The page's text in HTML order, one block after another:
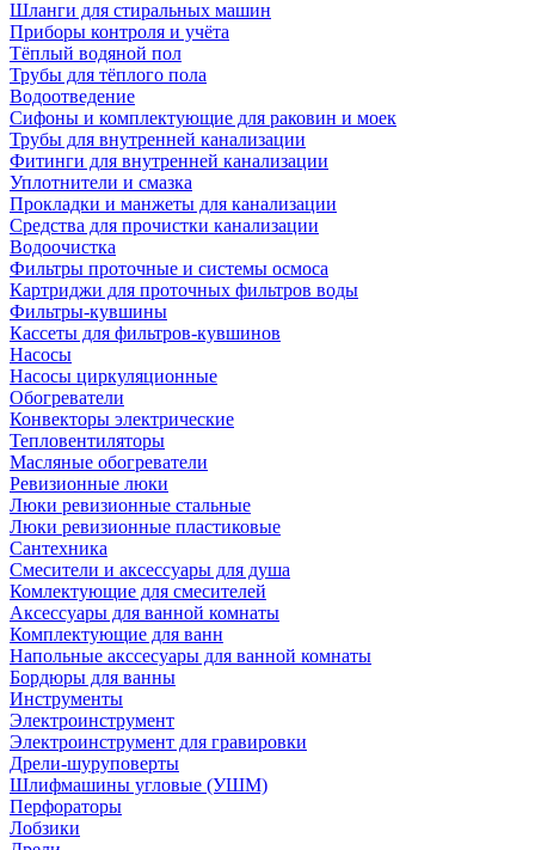
Шланги для стиральных машин
Приборы контроля и учёта
Тёплый водяной пол
Трубы для тёплого пола
Водоотведение
Сифоны и комплектующие для раковин и моек
Трубы для внутренней канализации
Фитинги для внутренней канализации
Уплотнители и смазка
Прокладки и манжеты для канализации
Средства для прочистки канализации
Водоочистка
Фильтры проточные и системы осмоса
Картриджи для проточных фильтров воды
Фильтры-кувшины
Кассеты для фильтров-кувшинов
Насосы
Насосы циркуляционные
Обогреватели
Конвекторы электрические
Тепловентиляторы
Масляные обогреватели
Ревизионные люки
Люки ревизионные стальные
Люки ревизионные пластиковые
Сантехника
Смесители и аксессуары для душа
Комлектующие для смесителей
Аксессуары для ванной комнаты
Комплектующие для ванн
Напольные акссесуары для ванной комнаты
Бордюры для ванны
Инструменты
Электроинструмент
Электроинструмент для гравировки
Дрели-шуруповерты
Шлифмашины угловые (УШМ)
Перфораторы
Лобзики